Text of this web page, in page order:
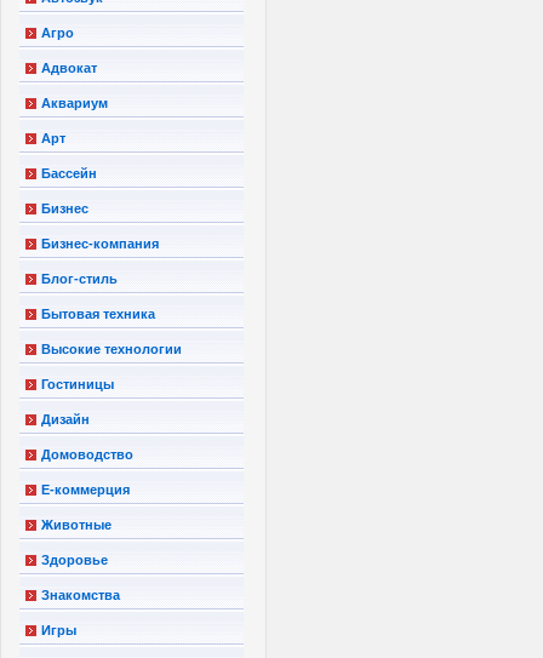
Агро
Адвокат
Аквариум
Арт
Бассейн
Бизнес
Бизнес-компания
Блог-стиль
Бытовая техника
Высокие технологии
Гостиницы
Дизайн
Домоводство
Е-коммерция
Животные
Здоровье
Знакомства
Игры